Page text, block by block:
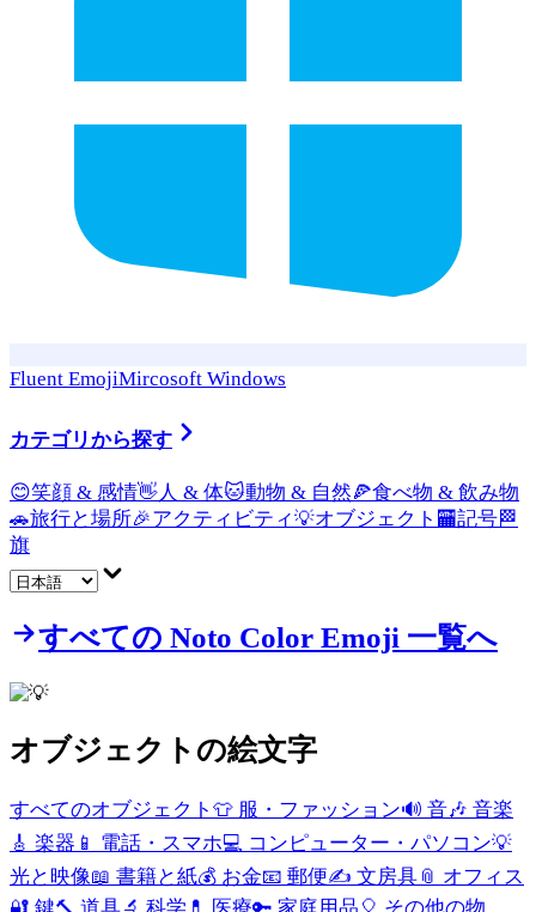
Fluent EmojiMircosoft Windows
カテゴリから探す
😊笑顔 & 感情👋 人 & 体🐱動物 & 自然🍕食べ物 & 飲み物
🚗旅行と場所🎉アクティビティ💡オブジェクト 🏧記号🏁
旗
すべての Noto Color Emoji 一覧へ
オブジェクト の絵文字
すべてのオブジェクト 👕 服・ファッション🔊 音🎶 音楽
🎸 楽器 📱 電話・スマホ💻 コンピューター・パソコン💡
光と映像📖 書籍と紙💰 お金📧 郵便✍️ 文房具 📎 オフィス